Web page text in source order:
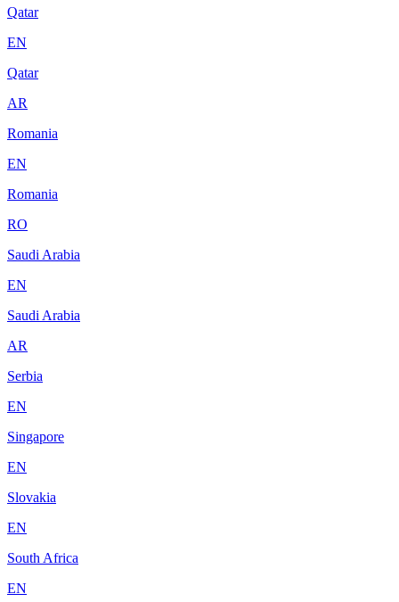
Qatar
EN
Qatar
AR
Romania
EN
Romania
RO
Saudi Arabia
EN
Saudi Arabia
AR
Serbia
EN
Singapore
EN
Slovakia
EN
South Africa
EN